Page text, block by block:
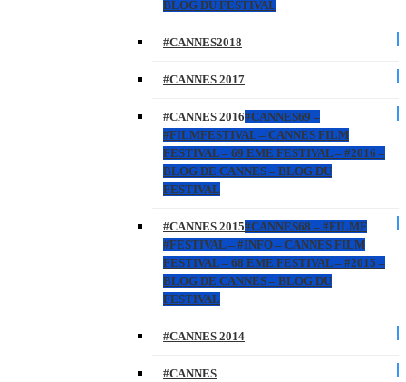
BLOG DU FESTIVAL
#CANNES2018
#CANNES 2017
#CANNES 2016#CANNES69 –
#FILMFESTIVAL – CANNES FILM
FESTIVAL – 69 EME FESTIVAL – #2016 –
BLOG DE CANNES – BLOG DU
FESTIVAL
#CANNES 2015#CANNES68 – #FILMF
#FESTIVAL – #INFO – CANNES FILM
FESTIVAL – 68 EME FESTIVAL – #2015 –
BLOG DE CANNES – BLOG DU
FESTIVAL
#CANNES 2014
#CANNES